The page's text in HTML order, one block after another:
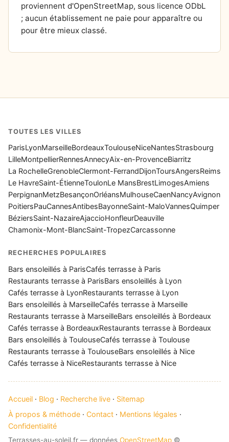
proviennent d'OpenStreetMap, sous licence ODbL
; aucun établissement ne paie pour apparaître ou
pour être mieux classé.
TOUTES LES VILLES
ParisLyonMarseilleBordeauxToulouseNiceNantesStrasbourg
LilleMontpellierRennesAnnecyAix-en-ProvenceBiarritz
La RochelleGrenobleClermont-FerrandDijonToursAngersReims
Le HavreSaint-ÉtienneToulonLe MansBrestLimogesAmiens
PerpignanMetzBesançonOrléansMulhouseCaenNancyAvignon
PoitiersPauCannesAntibesBayonneSaint-MaloVannesQuimper
BéziersSaint-NazaireAjaccioHonfleurDeauville
Chamonix-Mont-BlancSaint-TropezCarcassonne
RECHERCHES POPULAIRES
Bars ensoleillés à ParisCafés terrasse à Paris
Restaurants terrasse à ParisBars ensoleillés à Lyon
Cafés terrasse à LyonRestaurants terrasse à Lyon
Bars ensoleillés à MarseilleCafés terrasse à Marseille
Restaurants terrasse à MarseilleBars ensoleillés à Bordeaux
Cafés terrasse à BordeauxRestaurants terrasse à Bordeaux
Bars ensoleillés à ToulouseCafés terrasse à Toulouse
Restaurants terrasse à ToulouseBars ensoleillés à Nice
Cafés terrasse à NiceRestaurants terrasse à Nice
Accueil · Blog · Recherche live · Sitemap
À propos & méthode · Contact · Mentions légales ·
Confidentialité
Terrasses-au-soleil.fr — données OpenStreetMap ©